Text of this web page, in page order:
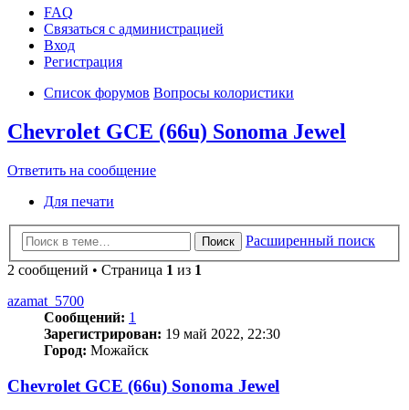
FAQ
Связаться с администрацией
Вход
Регистрация
Список форумов Вопросы колористики
Chevrolet GCE (66u) Sonoma Jewel
Ответить на сообщение
Для печати
Поиск
Расширенный поиск
2 сообщений • Страница 1 из 1
azamat_5700
Сообщений: 1
Зарегистрирован: 19 май 2022, 22:30
Город: Можайск
Chevrolet GCE (66u) Sonoma Jewel